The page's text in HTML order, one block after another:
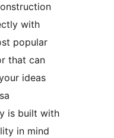
with
popular
that can
ideas
is built with
in mind